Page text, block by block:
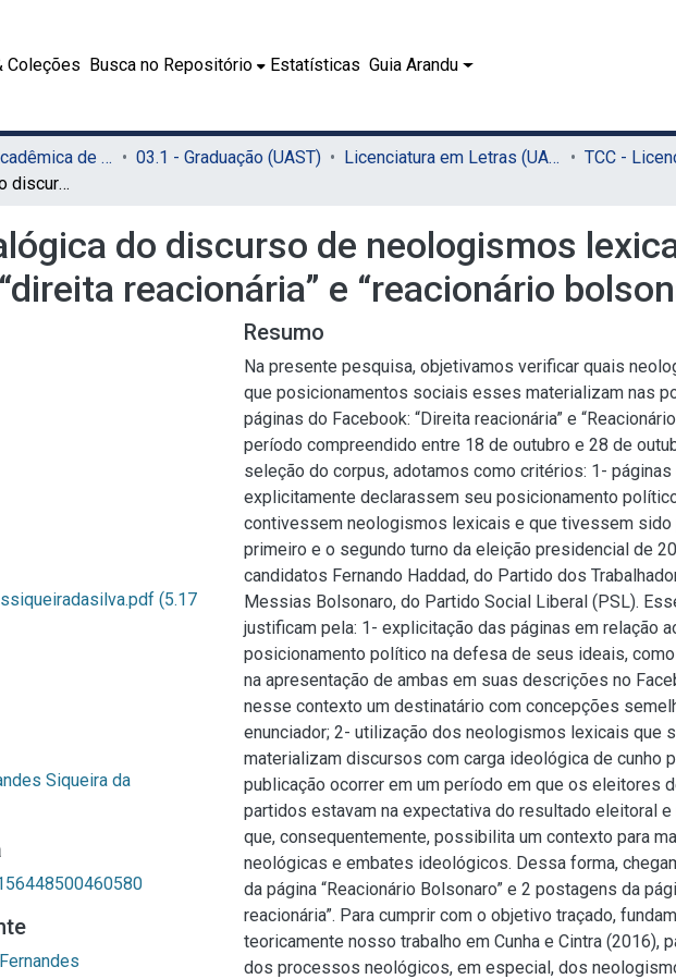
Coleções Busca no Repositório Estatísticas Guia Arandu
03. Unidade Acadêmica de Serra Talhada (UAST) 03.1 - Graduação (UAST) Licenciatura em Letras (UAST)
Análise dialógica do discurso de neologismos lexicais nas páginas do Facebook “direita reacionária” e “reacionário bolsonaro"
do discurso de neologismos
reacionária” e “reacionário
(5.17
Siqueira da
Resumo
Na presente pesquisa, objetivamos verificar quais
que posicionamentos sociais esses materializam nas
páginas do Facebook: “Direita reacionária” e
período compreendido entre 18 de outubro e 28 de
seleção do corpus, adotamos como critérios: 1- páginas
explicitamente declarassem seu posicionamento
contivessem neologismos lexicais e que tivessem sido
primeiro e o segundo turno da eleição presidencial de
candidatos Fernando Haddad, do Partido dos
Messias Bolsonaro, do Partido Social Liberal (PSL).
justificam pela: 1- explicitação das páginas em relação
posicionamento político na defesa de seus ideais,
na apresentação de ambas em suas descrições no
nesse contexto um destinatário com concepções
enunciador; 2- utilização dos neologismos lexicais que
materializam discursos com carga ideológica de cunho
publicação ocorrer em um período em que os eleitores
partidos estavam na expectativa do resultado eleitoral
que, consequentemente, possibilita um contexto para
neológicas e embates ideológicos. Dessa forma,
da página “Reacionário Bolsonaro” e 2 postagens da
reacionária”. Para cumprir com o objetivo traçado,
teoricamente nosso trabalho em Cunha e Cintra (2016),
dos processos neológicos, em especial, dos